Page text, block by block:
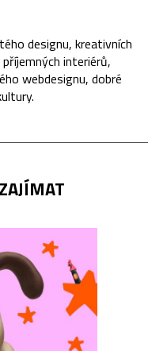
designu, kreativních
interiérů,
webdesignu, dobré